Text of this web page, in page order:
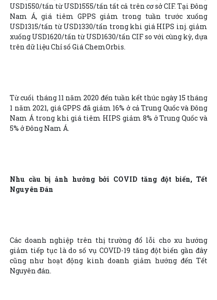
USD1550/tấn từ USD1555/tấn tất cả trên cơ sở CIF. Tại Đông
Nam Á, giá tiêm GPPS giảm trong tuần trước xuống
USD1315/tấn từ USD1330/tấn trong khi giá HIPS inj. giảm
xuống USD1620/tấn từ USD1630/tấn CIF so với cùng kỳ, dựa
trên dữ liệu Chỉ số Giá ChemOrbis.
Từ cuối tháng 11 năm 2020 đến tuần kết thúc ngày 15 tháng
1 năm 2021, giá GPPS đã giảm 16% ở cả Trung Quốc và Đông
Nam Á trong khi giá tiêm HIPS giảm 8% ở Trung Quốc và
5% ở Đông Nam Á.
Nhu cầu bị ảnh hưởng bởi COVID tăng đột biến, Tết
Nguyên Đán
Các doanh nghiệp trên thị trường đổ lỗi cho xu hướng
giảm tiếp tục là do số vụ COVID-19 tăng đột biến gần đây
cũng như hoạt động kinh doanh giảm hướng đến Tết
Nguyên đán.